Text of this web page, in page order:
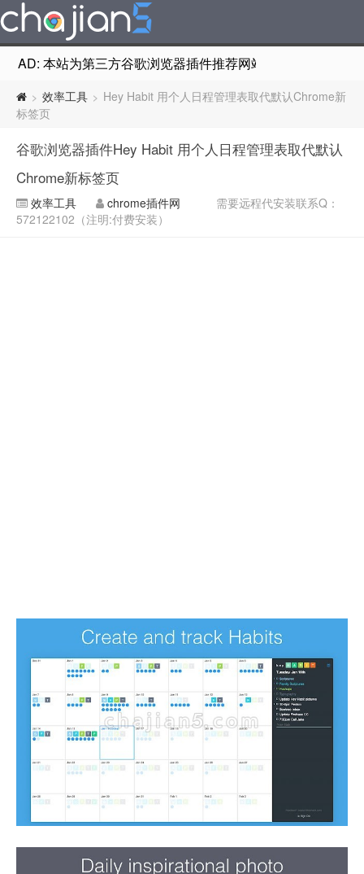
AD: 本站为第三方谷歌浏览器插件推荐网站，非Google
> 效率工具 > Hey Habit 用个人日程管理表取代默认Chrome新
标签页
谷歌浏览器插件Hey Habit 用个人日程管理表取代默认
Chrome新标签页
效率工具 chrome插件网
需要远程代安装联系Q：
572122102（注明:付费安装）